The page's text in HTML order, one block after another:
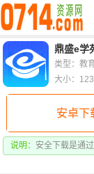
鼎盛e学
安卓下
说明： 安全下载是通
类型：教
大小：